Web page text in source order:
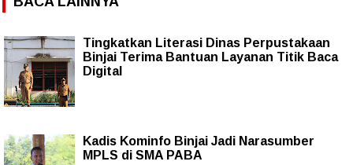
Tingkatkan Literasi Dinas Perpustakaan
Binjai Terima Bantuan Layanan Titik Baca
Digital
Kadis Kominfo Binjai Jadi Narasumber
MPLS di SMA PABA